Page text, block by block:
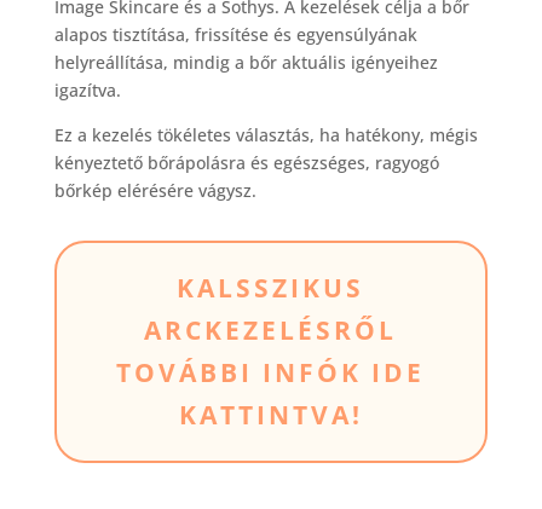
Image Skincare és a Sothys. A kezelések célja a bőr
alapos tisztítása, frissítése és egyensúlyának
helyreállítása, mindig a bőr aktuális igényeihez
igazítva.
Ez a kezelés tökéletes választás, ha hatékony, mégis
kényeztető bőrápolásra és egészséges, ragyogó
bőrkép elérésére vágysz.
KALSSZIKUS
ARCKEZELÉSRŐL
TOVÁBBI INFÓK IDE
KATTINTVA!